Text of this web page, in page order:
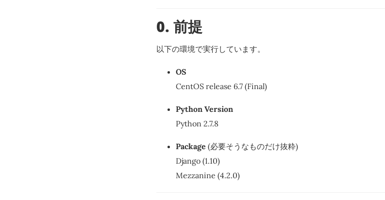
0. 前提
以下の環境で実行しています。
OS
CentOS release 6.7 (Final)
Python Version
Python 2.7.8
Package (必要そうなものだけ抜粋)
Django (1.10)
Mezzanine (4.2.0)